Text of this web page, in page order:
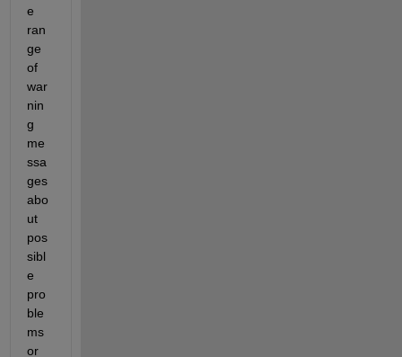
e
ran
ge
of
war
nin
g
me
ssa
ges
abo
ut
pos
sibl
e
pro
ble
ms
or